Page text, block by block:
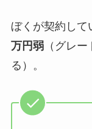
ぼくが契約して
万円弱（グレー
る）。